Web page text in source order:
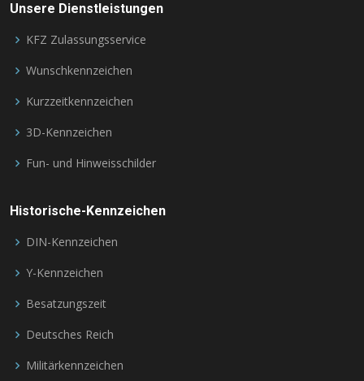
Unsere Dienstleistungen
KFZ Zulassungsservice
Wunschkennzeichen
Kurzzeitkennzeichen
3D-Kennzeichen
Fun- und Hinweisschilder
Historische-Kennzeichen
DIN-Kennzeichen
Y-Kennzeichen
Besatzungszeit
Deutsches Reich
Militärkennzeichen